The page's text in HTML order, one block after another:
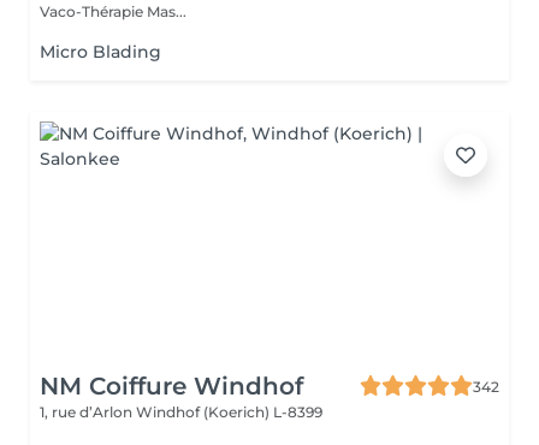
Vaco-Thérapie Mas...
Micro Blading
NM Coiffure Windhof
342
1, rue d’Arlon Windhof (Koerich) L-8399